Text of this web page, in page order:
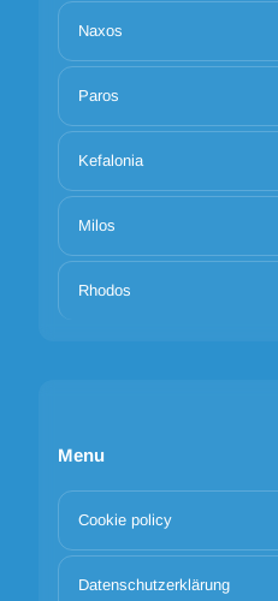
Naxos
Paros
Kefalonia
Milos
Rhodos
Menu
Cookie policy
Datenschutzerklärung